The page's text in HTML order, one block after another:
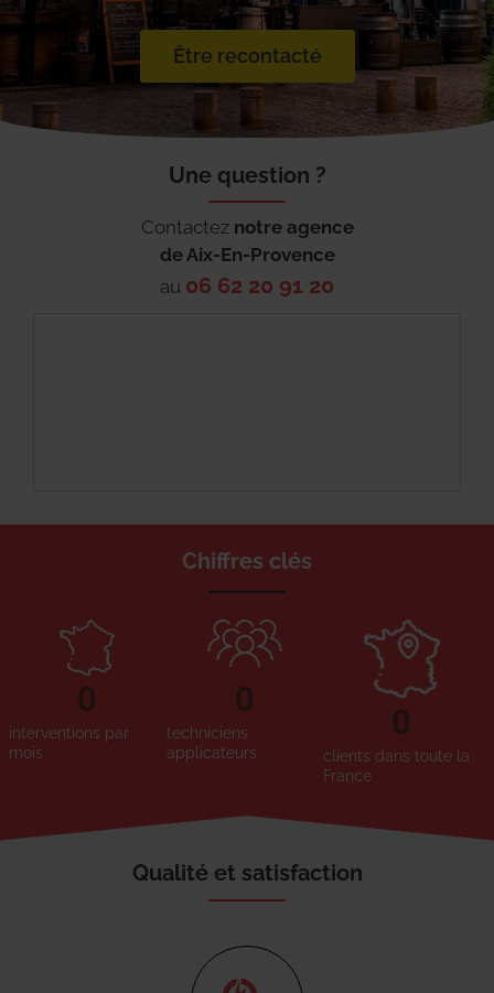
Être recontacté
Une question ?
Contactez notre agence
deAix-En-Provence
au 06 62 20 91 20
Chiffres clés
interventions par
mois
0
techniciens
applicateurs
0
clients dans toute la
France
0
Qualité et satisfaction